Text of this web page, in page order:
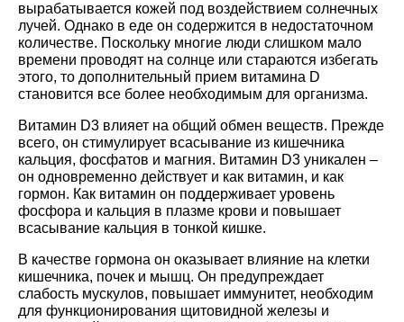
вырабатывается кожей под воздействием солнечных
лучей. Однако в еде он содержится в недостаточном
количестве. Поскольку многие люди слишком мало
времени проводят на солнце или стараются избегать
этого, то дополнительный прием витамина D
становится все более необходимым для организма.
Витамин D3 влияет на общий обмен веществ. Прежде
всего, он стимулирует всасывание из кишечника
кальция, фосфатов и магния. Витамин D3 уникален –
он одновременно действует и как витамин, и как
гормон. Как витамин он поддерживает уровень
фосфора и кальция в плазме крови и повышает
всасывание кальция в тонкой кишке.
В качестве гормона он оказывает влияние на клетки
кишечника, почек и мышц. Он предупреждает
слабость мускулов, повышает иммунитет, необходим
для функционирования щитовидной железы и